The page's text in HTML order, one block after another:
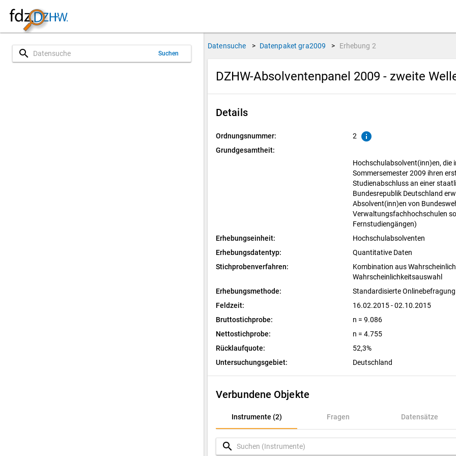
search Suchen
Datensuche > Datenpaket gra2009 > Erhebung 2
DZHW-Absolventenpanel 2009 - zweite
Details
Ordnungsnummer: 2 info
Grundgesamtheit:
Hochschulabsolvent(inn)en, die
Sommersemester 2009 ihren
Studienabschluss an einer
Bundesrepublik Deutschland
Absolvent(inn)en von
Verwaltungsfachhochschulen
Fernstudiengängen)
Erhebungseinheit:
Hochschulabsolventen
Erhebungsdatentyp:
Quantitative Daten
Stichprobenverfahren:
Kombination aus
Wahrscheinlichkeitsauswahl
Erhebungsmethode:
Standardisierte
Feldzeit:
16.02.2015 - 02.10.2015
Bruttostichprobe:
n = 9.086
Nettostichprobe:
n = 4.755
Rücklaufquote:
52,3%
Untersuchungsgebiet:
Deutschland
Verbundene Objekte
Instrumente (2) Fragen Datensätze
Instrumente (2)
Fragen
search